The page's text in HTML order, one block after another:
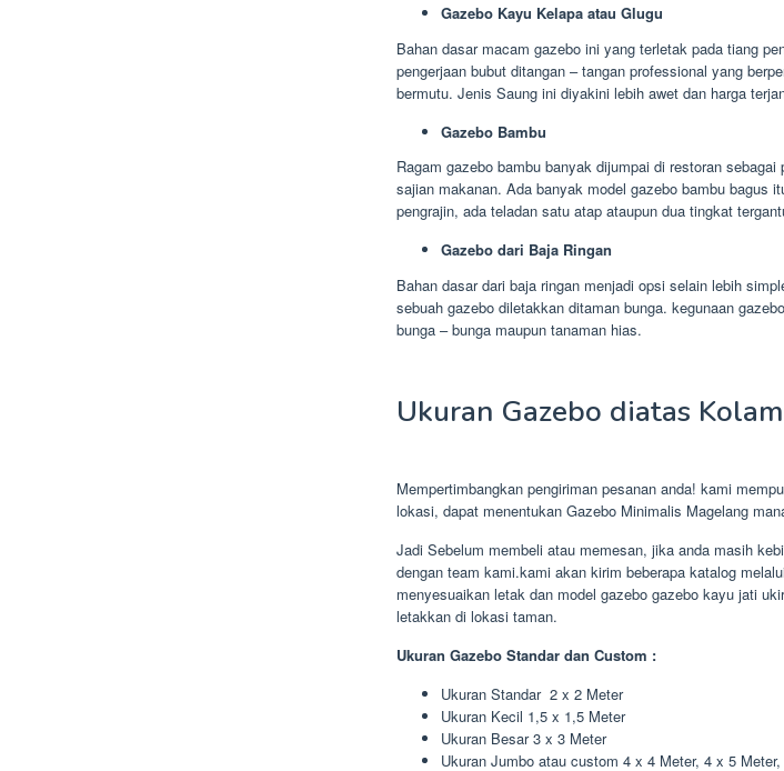
Gazebo Kayu Kelapa atau Glugu
Bahan dasar macam gazebo ini yang terletak pada tiang
pengerjaan bubut ditangan – tangan professional yang
bermutu. Jenis Saung ini diyakini lebih awet dan harga
Gazebo Bambu
Ragam gazebo bambu banyak dijumpai di restoran
sajian makanan. Ada banyak model gazebo bambu bagus
pengrajin, ada teladan satu atap ataupun dua tingkat
Gazebo dari Baja Ringan
Bahan dasar dari baja ringan menjadi opsi selain lebih
sebuah gazebo diletakkan ditaman bunga. kegunaan
bunga – bunga maupun tanaman hias.
Ukuran Gazebo diatas Kolam
Mempertimbangkan pengiriman pesanan anda! kami
lokasi, dapat menentukan Gazebo Minimalis Magelang
Jadi Sebelum membeli atau memesan, jika anda masih
dengan team kami.kami akan kirim beberapa katalog
menyesuaikan letak dan model gazebo gazebo kayu jati
letakkan di lokasi taman.
Ukuran Gazebo Standar dan Custom :
Ukuran Standar 2 x 2 Meter
Ukuran Kecil 1,5 x 1,5 Meter
Ukuran Besar 3 x 3 Meter
Ukuran Jumbo atau custom 4 x 4 Meter, 4 x 5